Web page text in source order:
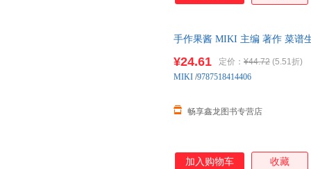
手作果酱 MIKI 主编 著作 菜谱
¥24.61 定价： ¥44.72 (5.51折)
畅享鑫龙图书专营店
MIKI /9787518414406
加入购物车 收藏